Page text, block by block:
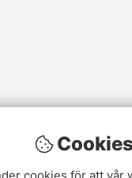
Cookies